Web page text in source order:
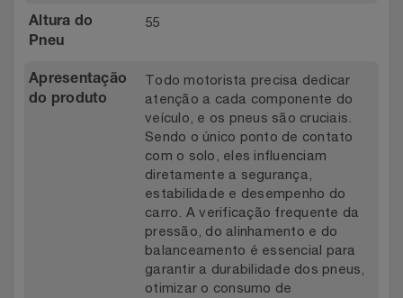
Altura do
Pneu
55
Apresentação
do produto
Todo motorista precisa dedicar
atenção a cada componente do
veículo, e os pneus são cruciais.
Sendo o único ponto de contato
com o solo, eles influenciam
diretamente a segurança,
estabilidade e desempenho do
carro. A verificação frequente da
pressão, do alinhamento e do
balanceamento é essencial para
garantir a durabilidade dos pneus,
otimizar o consumo de